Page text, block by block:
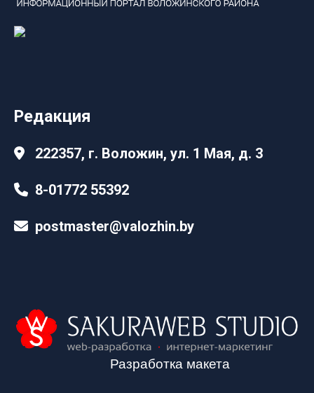
Редакция
222357, г. Воложин, ул. 1 Мая, д. 3
8-01772 55392
postmaster@valozhin.by
Разработка макета